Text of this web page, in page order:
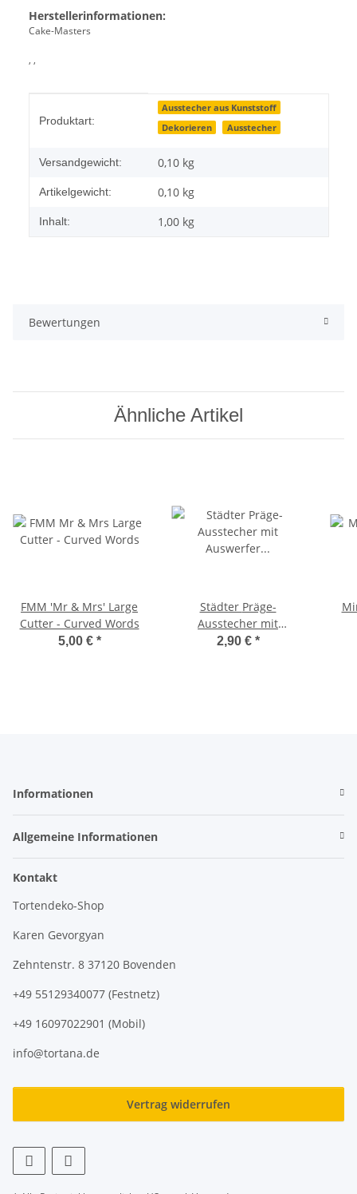
Herstellerinformationen:
Cake-Masters
, ,
Produktart:
Ausstecher aus Kunststoff
Dekorieren
Ausstecher
Versandgewicht: 0,10 kg
Artikelgewicht: 0,10 kg
Inhalt: 1,00 kg
Bewertungen
Ähnliche Artikel
FMM 'Mr & Mrs' Large
Cutter - Curved Words
5,00 € *
Städter Präge-
Ausstecher mit
Auswerfer Kinderwagen
2,90 € *
Informationen
Allgemeine Informationen
Kontakt
Tortendeko-Shop
Karen Gevorgyan
Zehntenstr. 8 37120 Bovenden
+49 55129340077 (Festnetz)
+49 16097022901 (Mobil)
info@tortana.de
Vertrag widerrufen